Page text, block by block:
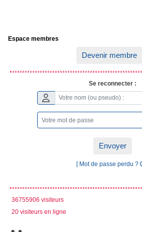
Espace membres
Devenir membre
Se reconnecter :
Envoyer
[ Mot de passe perdu ?
36755906 visiteurs
20 visiteurs en ligne